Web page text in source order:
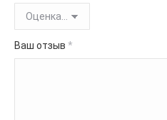
Ваш отзыв *